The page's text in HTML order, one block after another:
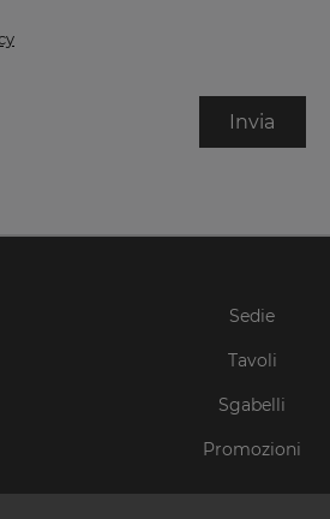
Invia
Sedie
Tavoli
Sgabelli
Promozioni